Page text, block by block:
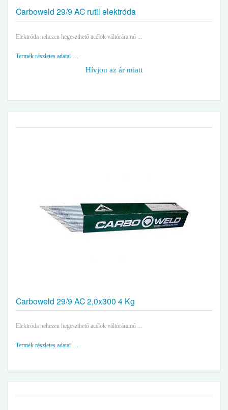
Carboweld 29/9 AC rutil elektróda
Elektróda nehezen hegeszthető acélok váltóráramú ...
Termék részletes adatai …
Hívjon az ár miatt
Carboweld 29/9 AC 2,0x300 4 Kg
Elektróda nehezen hegeszthető acélok váltóráramú ...
Termék részletes adatai …